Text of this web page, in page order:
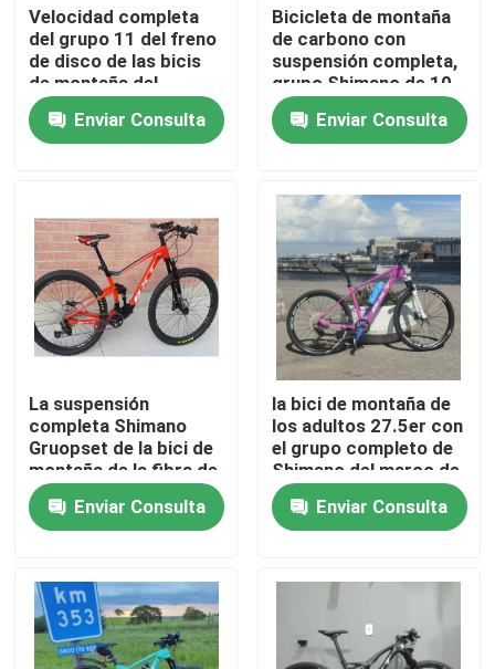
En casa
Productos
Recorrido por la fábrica
Control de calidad
Solicitar una cita
Bici de montaña del carbono
Bici del camino del carbono
Marco de la bici de montaña del carbono
Velocidad completa
del grupo 11 del freno
de disco de las bicis
de montaña del
carbono lleno 29er
ShimanoEnviar Consulta
Bicicleta de montaña
de carbono con
suspensión completa,
grupo Shimano de 10
velocidades para
niños Enviar Consulta
La suspensión
completa Shimano
Gruopset de la bici de
montaña de la fibra de
carbono 29er monta
en bicicleta 11
velocidades
Enviar Consulta
la bici de montaña de
los adultos 27.5er con
el grupo completo de
Shimano del marco de
la fibra de carbono fijó
27,5 Enviar Consulta